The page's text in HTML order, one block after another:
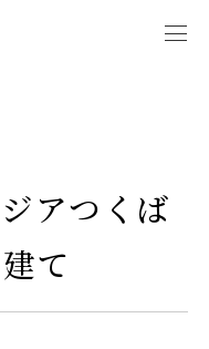
アつくば
て